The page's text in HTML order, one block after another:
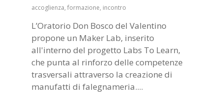
accoglienza, formazione, incontro
L’Oratorio Don Bosco del Valentino
propone un Maker Lab, inserito
all'interno del progetto Labs To Learn,
che punta al rinforzo delle competenze
trasversali attraverso la creazione di
manufatti di falegnameria....